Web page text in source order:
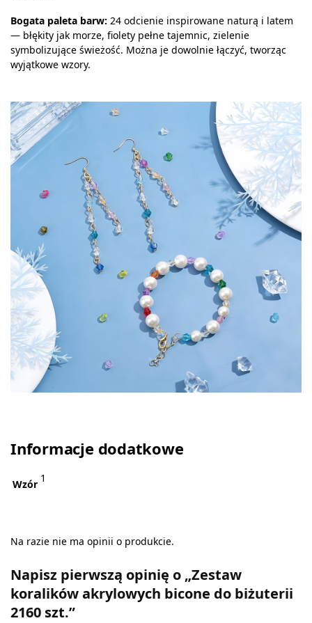
Bogata paleta barw: 24 odcienie inspirowane naturą i latem
— błękity jak morze, fiolety pełne tajemnic, zielenie
symbolizujące świeżość. Można je dowolnie łączyć, tworząc
wyjątkowe wzory.
Informacje dodatkowe
Wzór 1
Na razie nie ma opinii o produkcie.
Napisz pierwszą opinię o „Zestaw
koralików akrylowych bicone do biżuterii
2160 szt.”